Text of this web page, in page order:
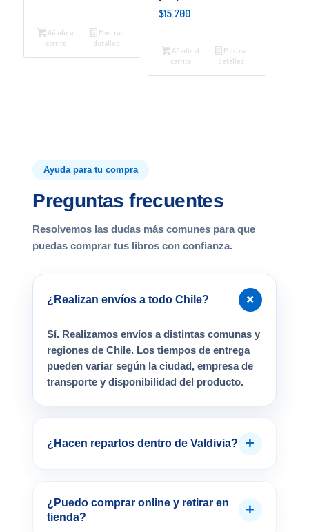
Añadir al
carrito
Mostrar
detalles
$15.700
Añadir al
carrito
Mostrar
detalles
Ayuda para tu compra
Preguntas frecuentes
Resolvemos las dudas más comunes para que
puedas comprar tus libros con confianza.
¿Realizan envíos a todo Chile? +
Sí. Realizamos envíos a distintas comunas y
regiones de Chile. Los tiempos de entrega
pueden variar según la ciudad, empresa de
transporte y disponibilidad del producto.
¿Hacen repartos dentro de Valdivia? +
¿Puedo comprar online y retirar en
tienda?
+